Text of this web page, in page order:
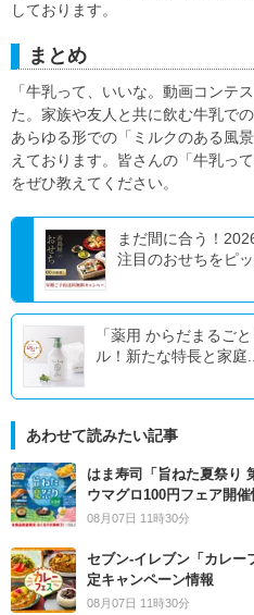
しております。
まとめ
「牛乳って、いいな。動画コンテ
た。家族や友人と共に飲む牛乳で
あらゆる形での「ミルクのある風
えております。皆さんの「牛乳っ
をぜひ教えてください。
まだ間に合う！
注目のおせちをピ
「薬用 からだまるご
ル！新たな特長と家庭
あわせて読みたい記事
はま寿司「旨ねた夏祭り
ウマグロ100円フェア開催
08月07日 11時30分
セブン‐イレブン「カレ
定キャンペーン情報
08月07日 11時30分